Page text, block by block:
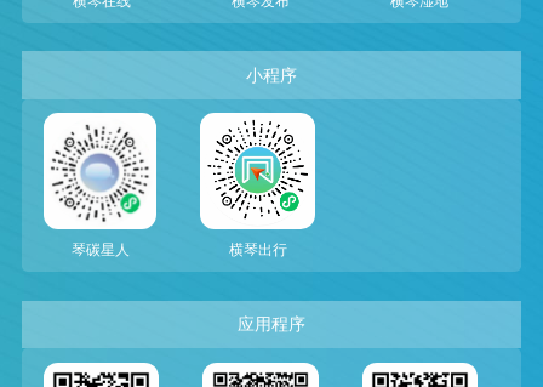
小程序
琴碳星人 横琴出行
应用程序